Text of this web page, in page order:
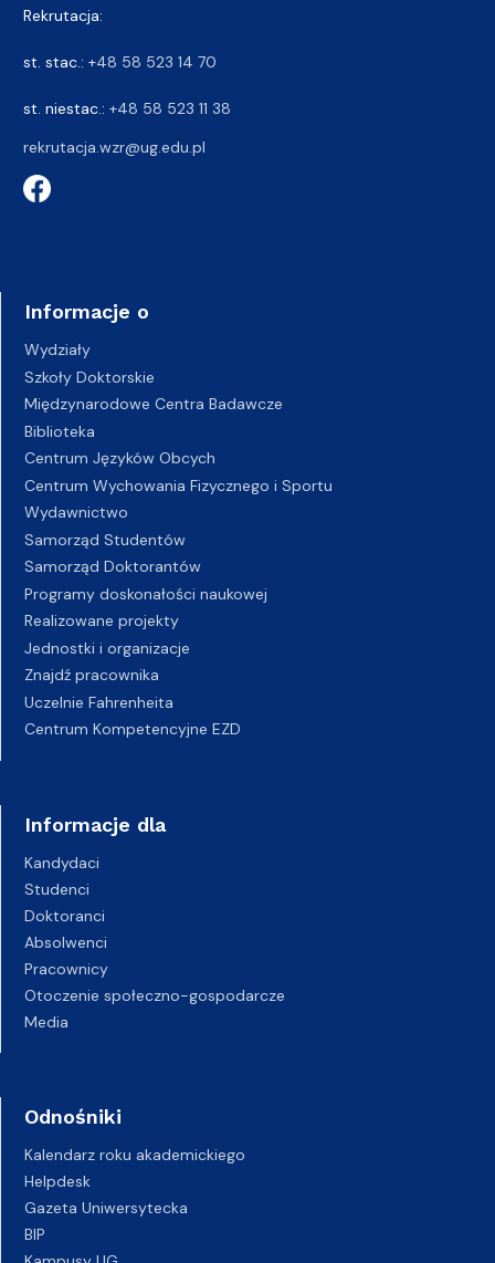
Rekrutacja:
st. stac.: +48 58 523 14 70
st. niestac.: +48 58 523 11 38
rekrutacja.wzr@ug.edu.pl
Informacje o
Wydziały
Szkoły Doktorskie
Międzynarodowe Centra Badawcze
Biblioteka
Centrum Języków Obcych
Centrum Wychowania Fizycznego i Sportu
Wydawnictwo
Samorząd Studentów
Samorząd Doktorantów
Programy doskonałości naukowej
Realizowane projekty
Jednostki i organizacje
Znajdź pracownika
Uczelnie Fahrenheita
Centrum Kompetencyjne EZD
Informacje dla
Kandydaci
Studenci
Doktoranci
Absolwenci
Pracownicy
Otoczenie społeczno-gospodarcze
Media
Odnośniki
Kalendarz roku akademickiego
Helpdesk
Gazeta Uniwersytecka
BIP